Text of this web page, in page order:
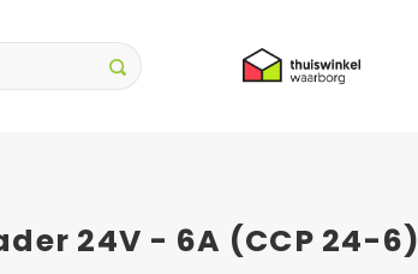
24V - 6A (CCP 24-6)